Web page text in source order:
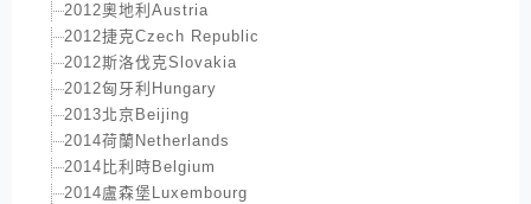
2012奧地利Austria
2012捷克Czech Republic
2012斯洛伐克Slovakia
2012匈牙利Hungary
2013北京Beijing
2014荷蘭Netherlands
2014比利時Belgium
2014盧森堡Luxembourg